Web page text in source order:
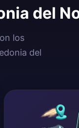
del
los
del